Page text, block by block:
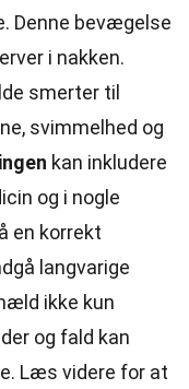
Denne bevægelse
i nakken.
smerter til
svimmelhed og
kan inkludere
og i nogle
en korrekt
langvarige
ikke kun
og fald kan
Læs videre for at